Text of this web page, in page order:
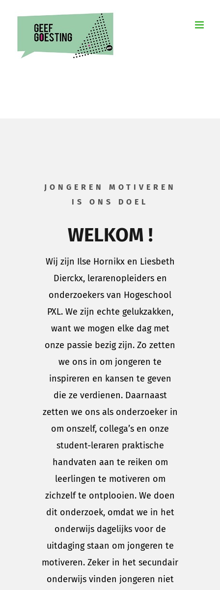
JONGEREN MOTIVEREN
IS ONS DOEL
WELKOM !
Wij zijn Ilse Hornikx en Liesbeth
Dierckx, lerarenopleiders en
onderzoekers van Hogeschool
PXL. We zijn echte gelukzakken,
want we mogen elke dag met
onze passie bezig zijn. Zo zetten
we ons in om jongeren te
inspireren en kansen te geven
die ze verdienen. Daarnaast
zetten we ons als onderzoeker in
om onszelf, collega’s en onze
student-leraren praktische
handvaten aan te reiken om
leerlingen te motiveren om
zichzelf te ontplooien. We doen
dit onderzoek, omdat we in het
onderwijs dagelijks voor de
uitdaging staan om jongeren te
motiveren. Zeker in het secundair
onderwijs vinden jongeren niet